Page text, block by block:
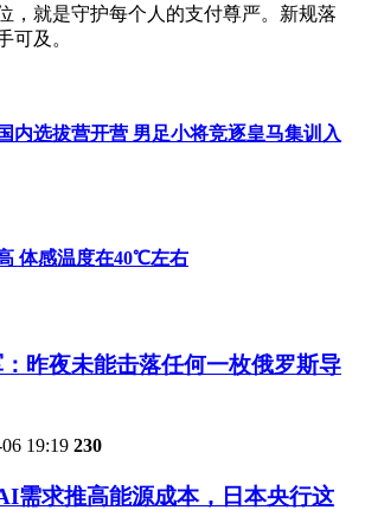
，就是守护每个人的支付尊严。新规落
可及。
内选拔营开营 男足小将竞逐皇马集训入
体感温度在40℃左右
昨夜未能击落任何一枚俄罗斯导
19:19 230
需求推高能源成本，日本央行这